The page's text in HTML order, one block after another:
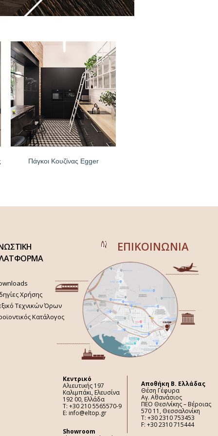
Πάγκοι Κουζίνας Egger
Χρήσης
Τεχνικών Όρων
Κατάλογος
ΕΠΙΚΟΙΝΩΝΙΑ
Κεντρικό
Αλιευτικής 197
Καλιμπάκι, Ελευσίνα
192 00, Ελλάδα
Τ: +30 210 5565570-9
E: info@eltop.gr
Showroom
Aποθήκη Β. Ελλάδας
Θέση Γέφυρα
Αγ. Αθανάσιος
ΠΕΟ Θεσ/νίκης – Βέροιας
570 11, Θεσσαλονίκη
Τ: +30 2310 753453
F: +30 2310 715444